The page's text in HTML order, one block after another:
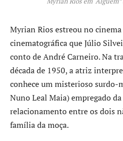
Myrian Rios estreou no cinema
cinematográfica que Júlio
conto de André Carneiro. Na
década de 1950, a atriz
conhece um misterioso
Nuno Leal Maia) empregado
relacionamento entre os dois
família da moça.